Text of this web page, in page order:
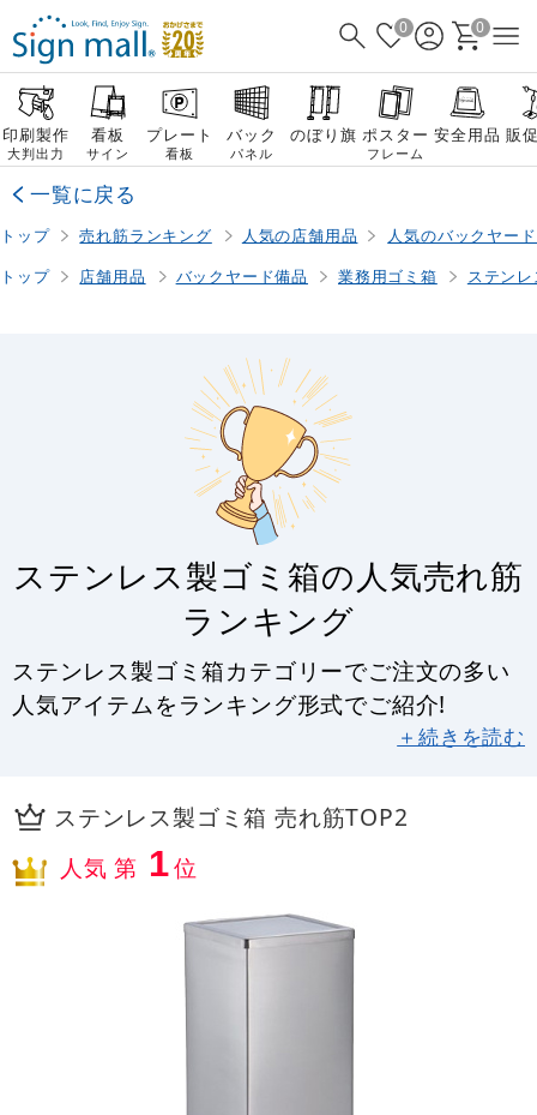
0 0
印刷製作
大判出力
看板
サイン
プレート
看板
バック
パネル
のぼり旗 ポスター
フレーム
安全用品 販
一覧に戻る
トップ 売れ筋ランキング 人気の店舗用品
人気のバックヤー
トップ
店舗用品 バックヤード備品 業務用ゴミ箱 ステン
ステンレス製ゴミ箱の人気売れ筋
ランキング
ステンレス製ゴミ箱カテゴリーでご注文の多い
人気アイテムをランキング形式でご紹介!
＋続きを読む
ステンレス製ゴミ箱 売れ筋TOP2
人気 第 1位